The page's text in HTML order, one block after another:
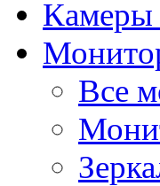
Камеры
Все